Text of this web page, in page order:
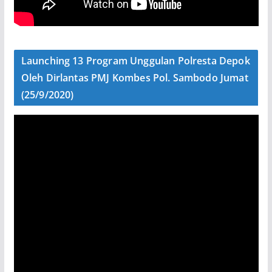
Launching 13 Program Unggulan Polresta Depok
Oleh Dirlantas PMJ Kombes Pol. Sambodo Jumat
(25/9/2020)